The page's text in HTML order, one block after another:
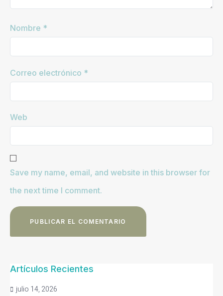
Nombre *
Correo electrónico *
Web
Save my name, email, and website in this browser for
the next time I comment.
Artículos Recientes
julio 14, 2026